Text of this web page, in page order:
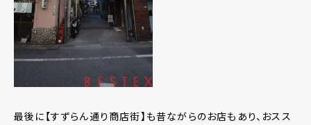
最後に【すずらん通り商店街】も昔ながらのお店もあり、おスス